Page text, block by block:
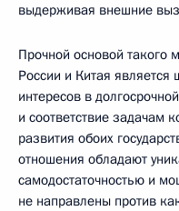
выдерживая внешние
Прочной основой такого
России и Китая
интересов в
и соответствие задачам
развития обоих
отношения обладают
самодостаточностью и
не направлены против